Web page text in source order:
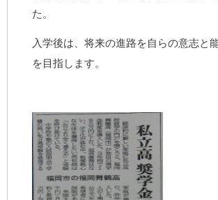
た。
入学後は、将来の進路を自らの意志と
を目指します。